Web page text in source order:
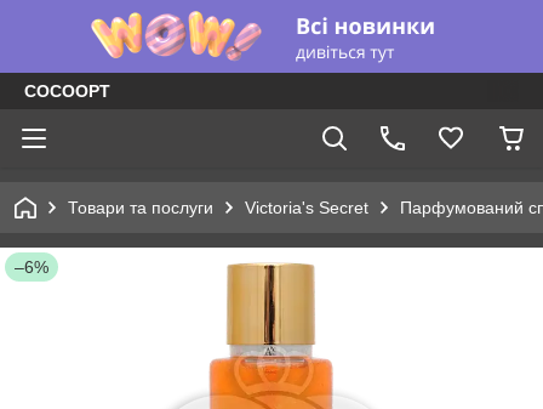
COCOOPT
Товари та послуги Victoria's Secret Парфумований
–6%